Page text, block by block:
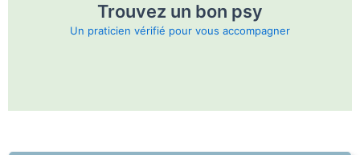
Trouvez un bon psy
Un praticien vérifié pour vous accompagner